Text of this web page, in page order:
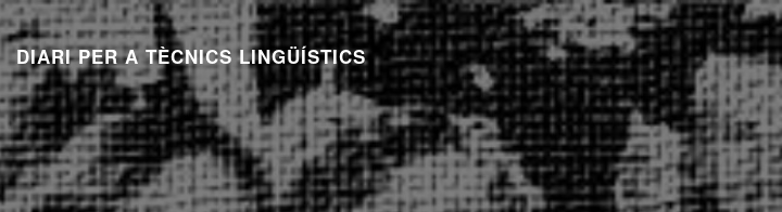
Aneu
al
contingut
DIARI PER A TÈCNICS LINGÜÍSTICS